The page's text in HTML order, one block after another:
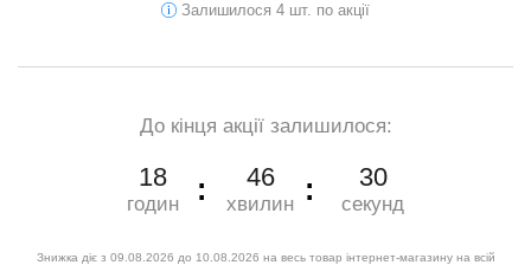
Залишилося 4 шт. по акції
До кінця акції залишилося:
18
годин
46
хвилин
28
секунд
Знижка діє з 09.08.2026 до 10.08.2026 на весь товар інтернет-магазину на всій